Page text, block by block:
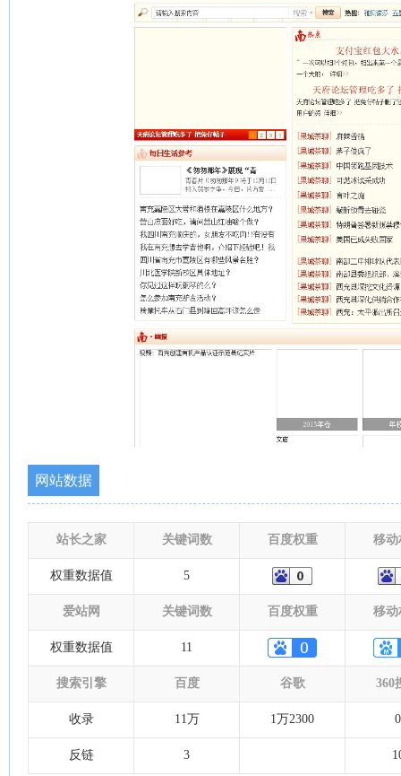
网站数据
站长之家 关键词数 百度权重 移动
权重数据值 5
爱站网 关键词数 百度权重 移动
权重数据值 11
搜索引擎 百度 谷歌 360
收录 11万 1万2300 0
反链 3